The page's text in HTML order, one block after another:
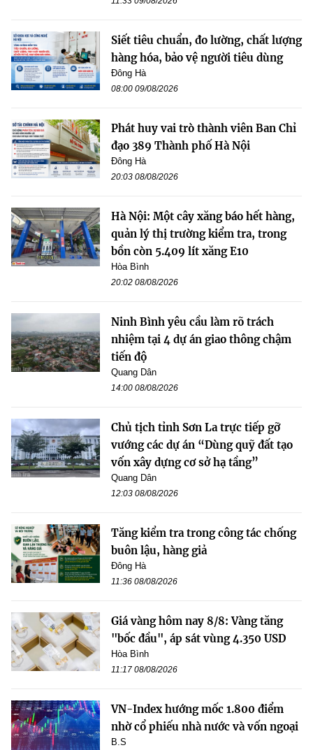
Siết tiêu chuẩn, đo lường, chất lượng
hàng hóa, bảo vệ người tiêu dùng
Đông Hà
08:00 09/08/2026
Phát huy vai trò thành viên Ban Chỉ
đạo 389 Thành phố Hà Nội
Đông Hà
20:03 08/08/2026
Hà Nội: Một cây xăng báo hết hàng,
quản lý thị trường kiểm tra, trong
bồn còn 5.409 lít xăng E10
Hòa Bình
20:02 08/08/2026
Ninh Bình yêu cầu làm rõ trách
nhiệm tại 4 dự án giao thông chậm
tiến độ
Quang Dân
14:00 08/08/2026
Chủ tịch tỉnh Sơn La trực tiếp gỡ
vướng các dự án “Dùng quỹ đất tạo
vốn xây dựng cơ sở hạ tầng”
Quang Dân
12:03 08/08/2026
Tăng kiểm tra trong công tác chống
buôn lậu, hàng giả
Đông Hà
11:36 08/08/2026
Giá vàng hôm nay 8/8: Vàng tăng
"bốc đầu", áp sát vùng 4.350 USD
Hòa Bình
11:17 08/08/2026
VN-Index hướng mốc 1.800 điểm
nhờ cổ phiếu nhà nước và vốn ngoại
B.S